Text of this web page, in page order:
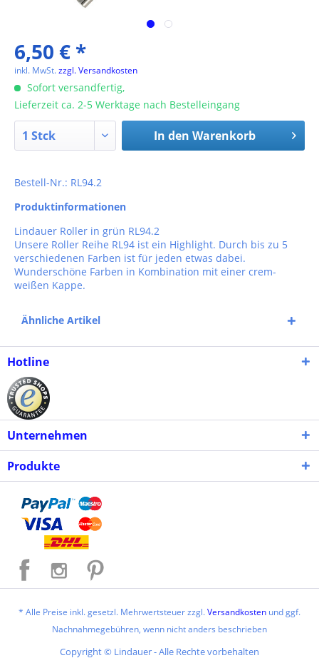
6,50 € *
inkl. MwSt.zzgl. Versandkosten
Sofort versandfertig,
Lieferzeit ca. 2-5 Werktage nach Bestelleingang
In den Warenkorb
Bestell-Nr.: RL94.2
Produktinformationen
Lindauer Roller in grün RL94.2
Unsere Roller Reihe RL94 ist ein Highlight. Durch bis zu 5
verschiedenen Farben ist für jeden etwas dabei.
Wunderschöne Farben in Kombination mit einer crem-
weißen Kappe.
Ähnliche Artikel
Hotline
Unternehmen
Produkte
* Alle Preise inkl. gesetzl. Mehrwertsteuer zzgl.Versandkosten und ggf.
Nachnahmegebühren, wenn nicht anders beschrieben
Copyright © Lindauer - Alle Rechte vorbehalten